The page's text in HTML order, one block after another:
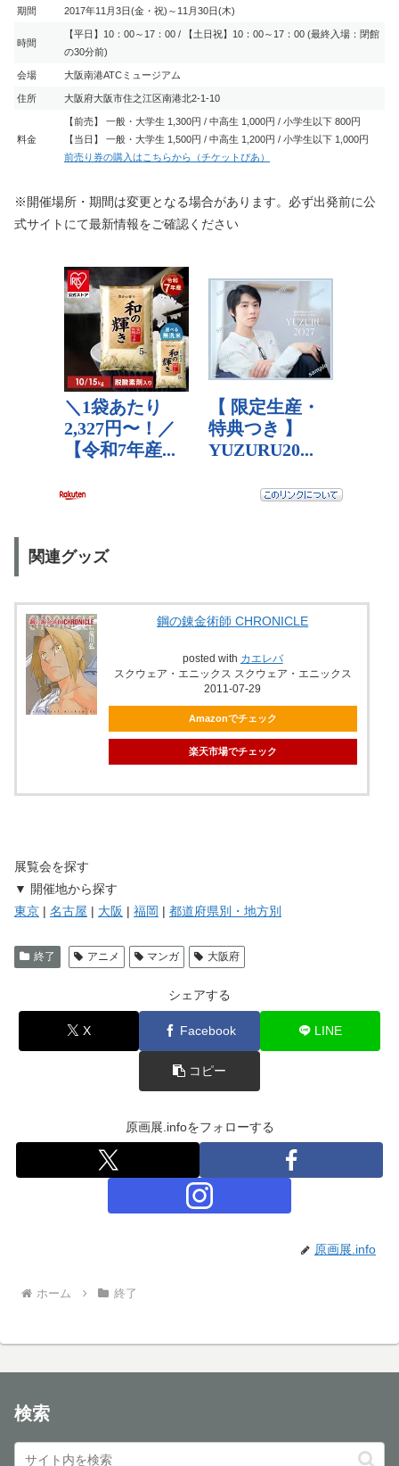
期間 2017年11月3日(金・祝)～11月30日(木)
時間
【平日】10：00～17：00 / 【土日祝】10：00～17：00 (最終入場：閉館
の30分前)
会場 大阪南港ATCミュージアム
住所 大阪府大阪市住之江区南港北2-1-10
料金
【前売】 一般・大学生 1,300円 / 中高生 1,000円 / 小学生以下 800円
【当日】 一般・大学生 1,500円 / 中高生 1,200円 / 小学生以下 1,000円
前売り券の購入はこちらから（チケットぴあ）
※開催場所・期間は変更となる場合があります。必ず出発前に公
式サイトにて最新情報をご確認ください
関連グッズ
鋼の錬金術師 CHRONICLE
posted with カエレバ
スクウェア・エニックス スクウェア・エニックス
2011-07-29
Amazonでチェック
楽天市場でチェック
展覧会を探す
▼ 開催地から探す
東京 | 名古屋 | 大阪 | 福岡 | 都道府県別・地方別
終了 アニメ マンガ 大阪府
シェアする
X Facebook LINE
コピー
原画展.infoをフォローする
原画展.info
ホーム 終了
検索